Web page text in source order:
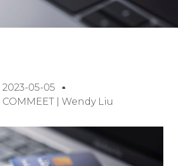
2023-05-05
COMMEET | Wendy Liu